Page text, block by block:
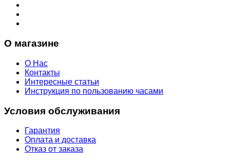
О магазине
О Нас
Контакты
Интересные статьи
Инструкция по пользованию часами
Условия обслуживания
Гарантия
Оплата и доставка
Отказ от заказа